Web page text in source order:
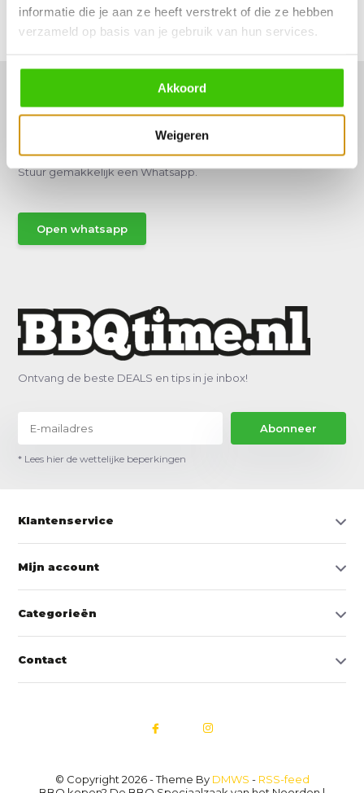
informatie die je aan ze heeft verstrekt of die ze hebben
verzameld op basis van je gebruik van hun services.
Akkoord
Weigeren
Delen
Hulp of advies nodig?
Vraag het een van onze specialisten!
Stuur gemakkelijk een Whatsapp.
Open whatsapp
Ontvang de beste DEALS en tips in je inbox!
Abonneer
* Lees hier de wettelijke beperkingen
Klantenservice
Mijn account
Categorieën
Contact
© Copyright 2026 - Theme By DMWS - RSS-feed